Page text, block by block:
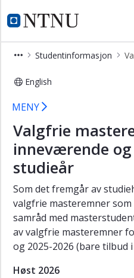
NTNU Hjemmeside
Institutt for
Studentinformasjon
English
Institutt for
×
Om
instituttet
Studietilbud
Eksamen
og
tidligere
eksamensoppgaver
Valgbare
masteremner
Masteroppgaven
Studentforeninger
Ansatte
MENY
Valgfrie
inneværende
studieår
Som det fremgår av
valgfrie masteremner
samråd med
av valgfrie masteremner
og 2025-2026 (bare tilbud
Høst 2026